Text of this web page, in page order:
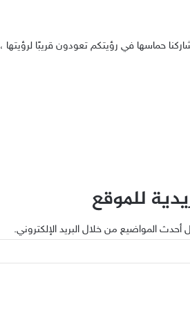
حماسها في رؤيتكم تعودون قريبًا لرؤيتها ،
للموقع
المواضيع من خلال البريد الإلكتروني.